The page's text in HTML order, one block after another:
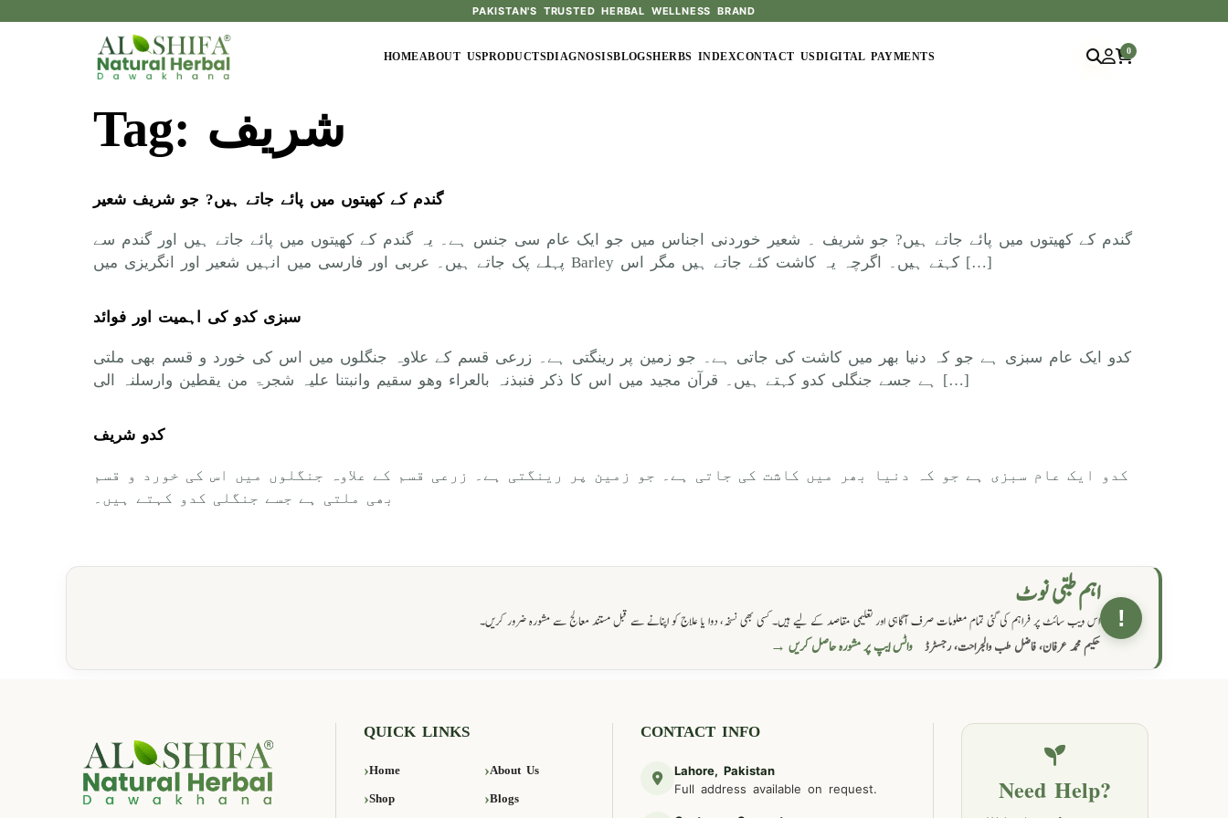
PAKISTAN'S TRUSTED HERBAL WELLNESS BRAND
HOMEABOUT USPRODUCTSDIAGNOSISBLOGSHERBS INDEXCONTACT USDIGITAL PAYMENTS
0
Tag: شریف
گندم کے کھیتوں میں پائے جاتے ہیں? جو شریف شعیر
گندم کے کھیتوں میں پائے جاتے ہیں? جو شریف ۔ شعیر خوردنی اجناس میں جو ایک عام سی جنس ہے۔ یہ گندم کے کھیتوں میں پائے جاتے ہیں اور گندم سے
پہلے پک جاتے ہیں۔ عربی اور فارسی میں انہیں شعیر اور انگریزی میں Barley کہتے ہیں۔ اگرچہ یہ کاشت کئے جاتے ہیں مگر اس […]
سبزی کدو کی اہمیت اور فوائد
کدو ایک عام سبزی ہے جو کہ دنیا بھر میں کاشت کی جاتی ہے۔ جو زمین پر رینگتی ہے۔ زرعی قسم کے علاوہ جنگلوں میں اس کی خورد و قسم بھی ملتی
ہے جسے جنگلی کدو کہتے ہیں۔ قرآن مجید میں اس کا ذکر فنبذنہ بالعراء وھو سقیم وانبتنا علیہ شجرۃ من یقطین وارسلنہ الی […]
کدو شریف
کدو ایک عام سبزی ہے جو کہ دنیا بھر میں کاشت کی جاتی ہے۔ جو زمین پر رینگتی ہے۔ زرعی قسم کے علاوہ جنگلوں میں اس کی خورد و قسم
بھی ملتی ہے جسے جنگلی کدو کہتے ہیں۔
!
اہم طبی نوٹ
اس ویب سائٹ پر فراہم کی گئی تمام معلومات صرف آگاہی اور تعلیمی مقاصد کے لیے ہیں۔ کسی بھی نسخہ، دوا یا علاج کو اپنانے سے قبل مستند معالج سے مشورہ ضرور کریں۔
حکیم محمد عرفان، فاضل طب والجراحت، رجسٹرڈ واٹس ایپ پر مشورہ حاصل کریں →
QUICK LINKS
Home About Us
Shop Blogs
CONTACT INFO
Lahore, Pakistan
Full address available on request.
Need Help?